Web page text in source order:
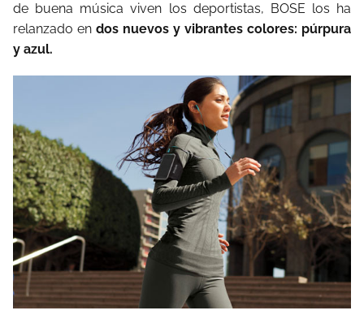
de buena música viven los deportistas, BOSE los ha
relanzado en dos nuevos y vibrantes colores: púrpura
y azul.